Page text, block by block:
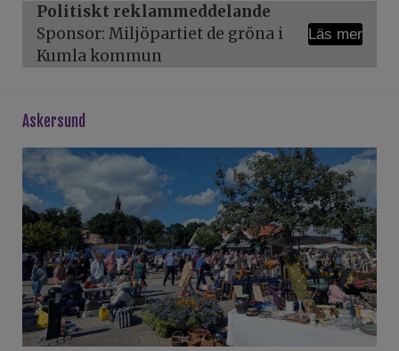
Politiskt reklammeddelande
Sponsor: Miljöpartiet de gröna i
Kumla kommun
Läs mer
askersund